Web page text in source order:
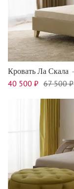
Кровать Ла Скала
40 500 ₽ 67 500 ₽